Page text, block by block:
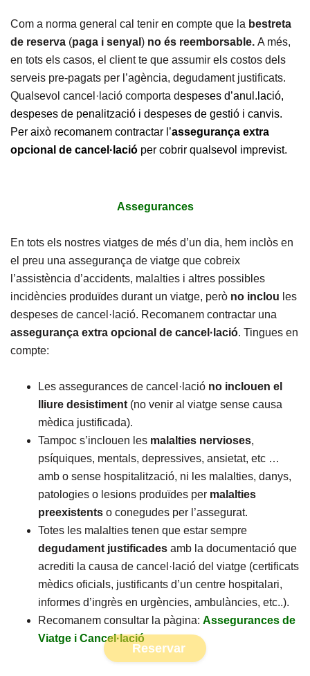
Reservar
Com a norma general cal tenir en compte que la bestreta
de reserva (paga i senyal ) no és reemborsable. A més,
en tots els casos, el client te que assumir els costos dels
serveis pre-pagats per l’agència, degudament justificats.
Qualsevol cancel·lació comporta despeses d’anul.lació,
despeses de penalització i despeses de gestió i canvis.
Per això recomanem contractar l’assegurança extra
opcional de cancel·lació per cobrir qualsevol imprevist.
Assegurances
En tots els nostres viatges de més d’un dia, hem inclòs en
el preu una assegurança de viatge que cobreix
l’assistència d’accidents, malalties i altres possibles
incidències produïdes durant un viatge, però no inclou les
despeses de cancel·lació. Recomanem contractar una
assegurança extra opcional de cancel·lació. Tingues en
compte:
Les assegurances de cancel·lació no inclouen el
lliure desistiment (no venir al viatge sense causa
mèdica justificada).
Tampoc s’inclouen les malalties nervioses,
psíquiques, mentals, depressives, ansietat, etc …
amb o sense hospitalització, ni les malalties, danys,
patologies o lesions produïdes per malalties
preexistents o conegudes per l’assegurat.
Totes les malalties tenen que estar sempre
degudament justificades amb la documentació que
acrediti la causa de cancel·lació del viatge (certificats
mèdics oficials, justificants d’un centre hospitalari,
informes d’ingrès en urgències, ambulàncies, etc..).
Recomanem consultar la pàgina: Assegurances de
Viatge i Cancel·lació